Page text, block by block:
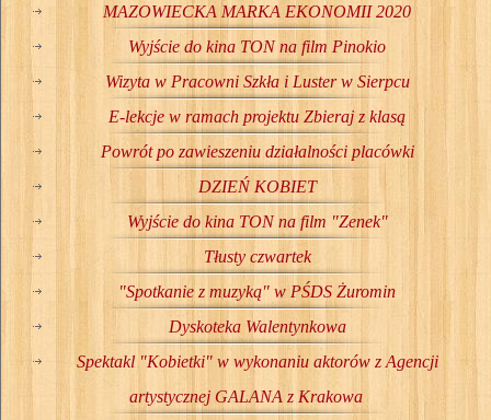
MAZOWIECKA MARKA EKONOMII 2020
Wyjście do kina TON na film Pinokio
Wizyta w Pracowni Szkła i Luster w Sierpcu
E-lekcje w ramach projektu Zbieraj z klasą
Powrót po zawieszeniu działalności placówki
DZIEŃ KOBIET
Wyjście do kina TON na film "Zenek"
Tłusty czwartek
"Spotkanie z muzyką" w PŚDS Żuromin
Dyskoteka Walentynkowa
Spektakl "Kobietki" w wykonaniu aktorów z Agencji
artystycznej GALANA z Krakowa